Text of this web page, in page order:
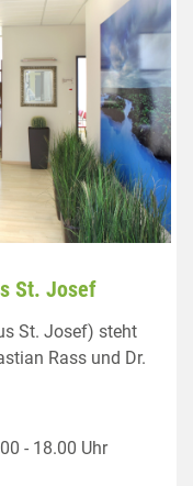
St. Josef
St. Josef) steht
Rass und Dr.
- 18.00 Uhr